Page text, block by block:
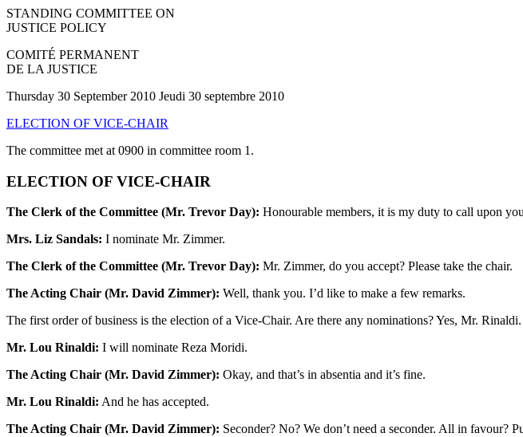
STANDING COMMITTEE ON
JUSTICE POLICY
COMITÉ PERMANENT
DE LA JUSTICE
Thursday 30 September 2010 Jeudi 30 septembre 2010
ELECTION OF VICE-CHAIR
The committee met at 0900 in committee room 1.
ELECTION OF VICE-CHAIR
The Clerk of the Committee (Mr. Trevor Day): Honourable members, it is my duty to call upon
Mrs. Liz Sandals: I nominate Mr. Zimmer.
The Clerk of the Committee (Mr. Trevor Day): Mr. Zimmer, do you accept? Please take the chair.
The Acting Chair (Mr. David Zimmer): Well, thank you. I’d like to make a few remarks.
The first order of business is the election of a Vice-Chair. Are there any nominations? Yes, Mr. Rinaldi.
Mr. Lou Rinaldi: I will nominate Reza Moridi.
The Acting Chair (Mr. David Zimmer): Okay, and that’s in absentia and it’s fine.
Mr. Lou Rinaldi: And he has accepted.
The Acting Chair (Mr. David Zimmer): Seconder? No? We don’t need a seconder. All in favour?